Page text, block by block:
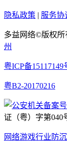
隐私政策 | 服务协
多益网络©版权所
州
粤ICP备15117149
粤B2-20170216
证（粤）字第040
网络游戏行业防